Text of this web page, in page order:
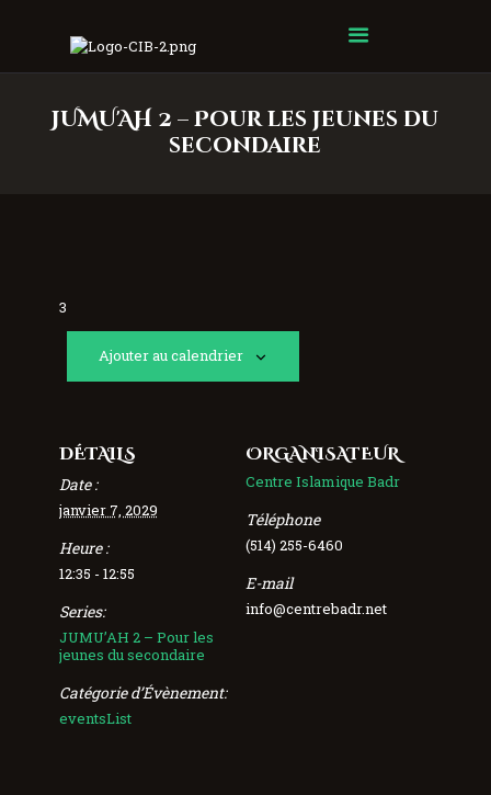
JUMU'AH 2 – Pour les jeunes du
secondaire
Centre Islamique Badr
3
Ajouter au calendrier
DÉTAILS
Date :
janvier 7, 2029
Heure :
12:35 - 12:55
Series:
JUMU’AH 2 – Pour les
jeunes du secondaire
Catégorie d’Évènement:
eventsList
ORGANISATEUR
Centre Islamique Badr
Téléphone
(514) 255-6460
E-mail
info@centrebadr.net